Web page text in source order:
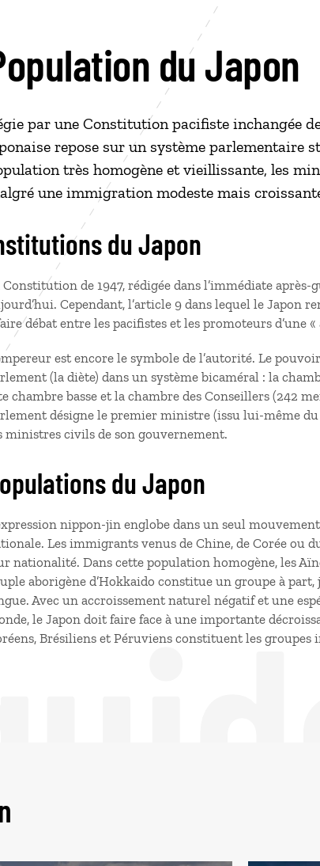
du Japon
par une Constitution pacifiste inchangée
repose sur un système parlementaire
très homogène et vieillissante, les
une immigration modeste mais
du Japon
Constitution de 1947, rédigée dans l’immédiate
Cependant, l’article 9 dans lequel le Japon
débat entre les pacifistes et les promoteurs d’une
est encore le symbole de l’autorité. Le
(la diète) dans un système bicaméral : la
chambre basse et la chambre des Conseillers (242
désigne le premier ministre (issu lui-même
ministres civils de son gouvernement.
Populations du Japon
nippon-jin englobe dans un seul
Les immigrants venus de Chine, de Corée ou
nationalité. Dans cette population homogène, les
aborigène d’Hokkaido constitue un groupe à part,
Avec un accroissement naturel négatif et une
le Japon doit faire face à une importante
Brésiliens et Péruviens constituent les